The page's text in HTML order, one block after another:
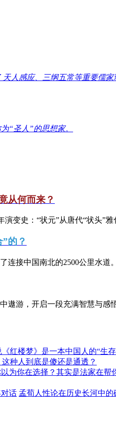
人感应、三纲五常等重要儒家
“圣人”的思想家。
从何而来？
演变史：“状元”从唐代“状头”雅
的？
连接中国南北的2500公里水道
遨游，开启一段充满智慧与感
红楼梦》是一本中国人的“生
种人到底是傻还是通透？
为你在选择？其实是法家在帮
话 孟荀人性论在历史长河中的